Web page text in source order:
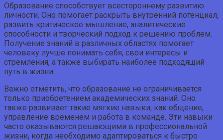
Образование способствует всестороннему развитию
личности. Оно помогает раскрыть внутренний потенциал,
развить критическое мышление, аналитические
способности и творческий подход к решению проблем.
Получение знаний в различных областях помогает
человеку лучше понимать себя, свои интересы и
стремления, а также выбирать наиболее подходящий
путь в жизни.
Важно отметить, что образование не ограничивается
только приобретением академических знаний. Оно
также развивает такие мягкие навыки, как общение,
управление временем и работа в команде. Эти навыки
часто оказываются решающими в профессиональной
жизни, когда необходимо адаптироваться к быстро